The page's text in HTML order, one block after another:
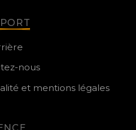
nous
et mentions légales